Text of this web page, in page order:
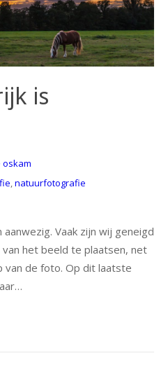
is
,natuurfotografie
Vaak zijn wij geneigd
het beeld te plaatsen, net
van de foto. Op dit laatste